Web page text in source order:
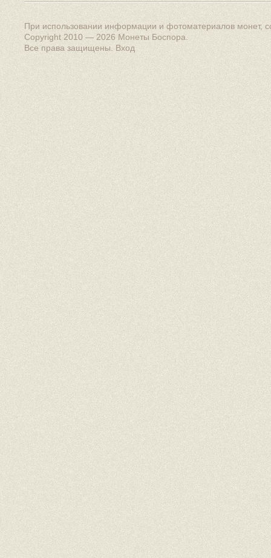
При использовании информации и фотоматериалов монет,
Copyright 2010 — 2026 Монеты Боспора
Все права защищены. Вход